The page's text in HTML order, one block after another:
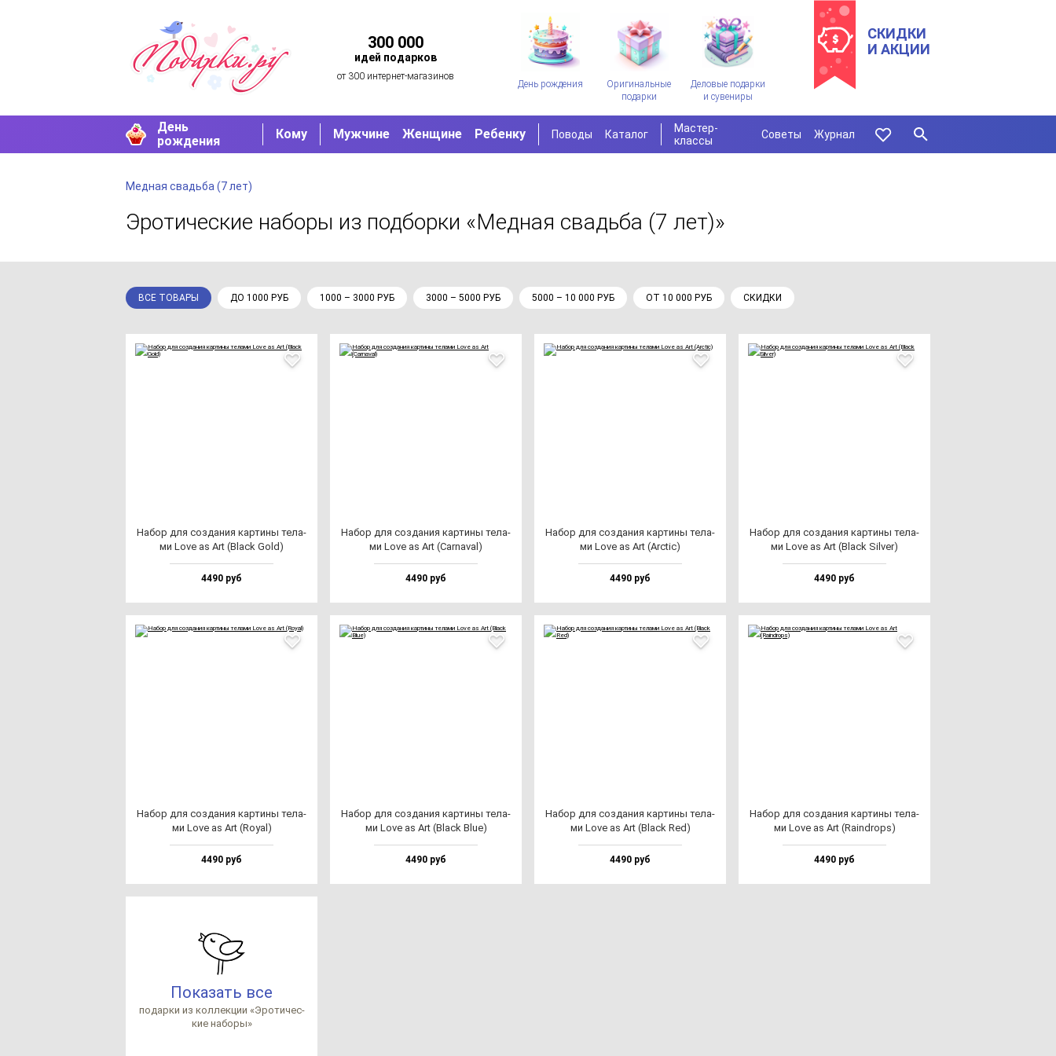
300 000
идей подарков
от 300 интернет-магазинов
День рождения
Оригинальные
подарки
Деловые подарки
и сувениры
СКИДКИ
И АКЦИИ
День
рождения
Кому Мужчине Женщине Ребенку Поводы Каталог
Мастер-
классы
Советы Журнал
Медная свадьба (7 лет)
Эротические наборы из подборки «Медная свадьба (7 лет)»
ВСЕ ТОВАРЫ ДО 1000 РУБ 1000 – 3000 РУБ 3000 – 5000 РУБ 5000 – 10 000 РУБ ОТ 10 000 РУБ СКИДКИ
Набор для соз­да­ния кар­ти­ны те­ла­
ми Love as Art (Black Gold)
4490 руб
Набор для соз­да­ния кар­ти­ны те­ла­
ми Love as Art (Car­na­val)
4490 руб
Набор для соз­да­ния кар­ти­ны те­ла­
ми Love as Art (Arctic)
4490 руб
Набор для соз­да­ния кар­ти­ны те­ла­
ми Love as Art (Black Sil­ver)
4490 руб
Набор для соз­да­ния кар­ти­ны те­ла­
ми Love as Art (Royal)
4490 руб
Набор для соз­да­ния кар­ти­ны те­ла­
ми Love as Art (Black Blue)
4490 руб
Набор для соз­да­ния кар­ти­ны те­ла­
ми Love as Art (Black Red)
4490 руб
Набор для соз­да­ния кар­ти­ны те­ла­
ми Love as Art (Rain­drops)
4490 руб
Показать все
по­дар­ки из кол­лек­ции «Эро­ти­чес­
кие на­бо­ры»